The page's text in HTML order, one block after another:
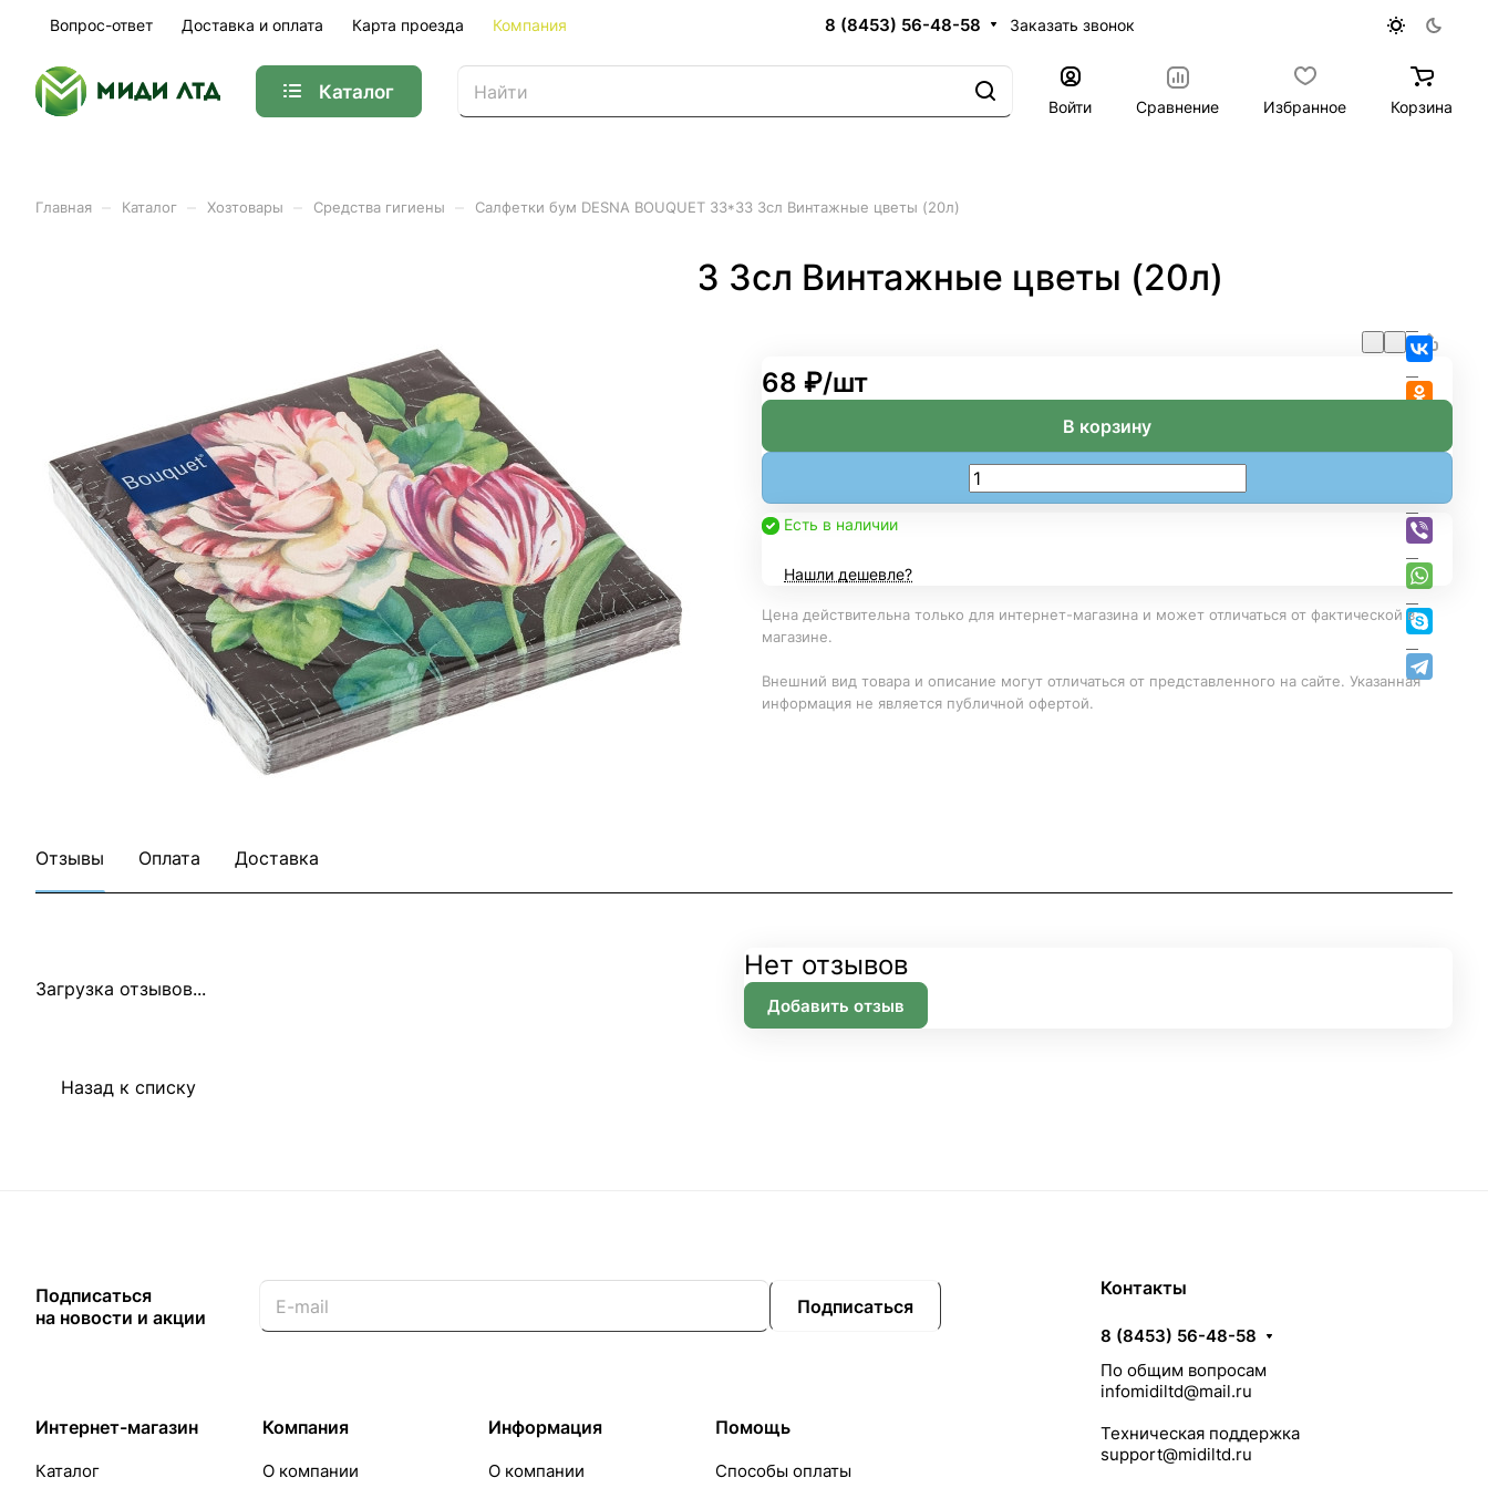
Вопрос-ответ Доставка и оплата Карта проезда Компания 8 (8453) 56-48-58 Заказать звонок
Каталог
Войти Сравнение Избранное Корзина
Главная Каталог Хозтовары Средства гигиены Салфетки бум DESNA BOUQUET 33*33 3сл Винтажные цветы (20л)
Салфетки бум DESNA BOUQUET 33*33 3сл Винтажные цветы (20л)
68 ₽/шт
В корзину
Есть в наличии
Нашли дешевле?
Цена действительна только для интернет-магазина и может отличаться от фактической в
магазине.
Внешний вид товара и описание могут отличаться от представленного на сайте. Указанная
информация не является публичной офертой.
Отзывы Оплата Доставка
Загрузка отзывов...
Нет отзывов
Добавить отзыв
Назад к списку
Подписаться
на новости и акции
Подписаться
Интернет-магазин
Каталог
Компания
О компании
Информация
О компании
Помощь
Способы оплаты
Контакты
8 (8453) 56-48-58
По общим вопросам
infomidiltd@mail.ru
Техническая поддержка
support@midiltd.ru